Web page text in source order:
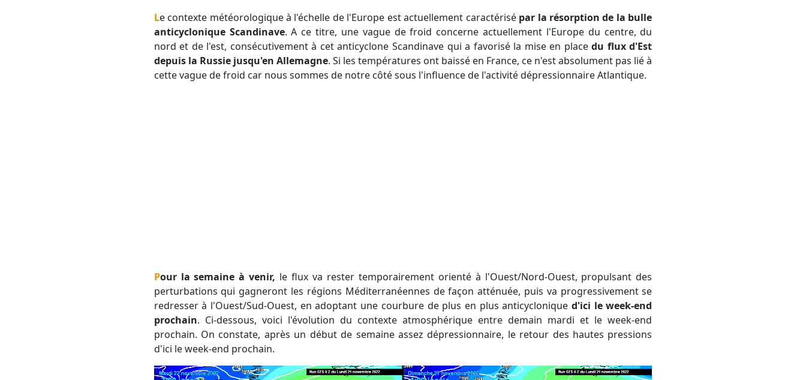
Le contexte météorologique à l'échelle de l'Europe est actuellement caractérisé par la résorption de la bulle
anticyclonique Scandinave. A ce titre, une vague de froid concerne actuellement l'Europe du centre, du
nord et de l'est, consécutivement à cet anticyclone Scandinave qui a favorisé la mise en placedu flux d'Est
depuis la Russie jusqu'en Allemagne. Si les températures ont baissé en France, ce n'est absolument pas lié à
cette vague de froid car nous sommes de notre côté sous l'influence de l'activité dépressionnaire Atlantique.
Pour la semaine à venir, le flux va rester temporairement orienté à l'Ouest/Nord-Ouest, propulsant des
perturbations qui gagneront les régions Méditerranéennes de façon atténuée, puis va progressivement se
redresser à l'Ouest/Sud-Ouest, en adoptant une courbure de plus en plus anticyclonique d'ici le week-end
prochain. Ci-dessous, voici l'évolution du contexte atmosphérique entre demain mardi et le week-end
prochain. On constate, après un début de semaine assez dépressionnaire, le retour des hautes pressions
d'ici le week-end prochain.